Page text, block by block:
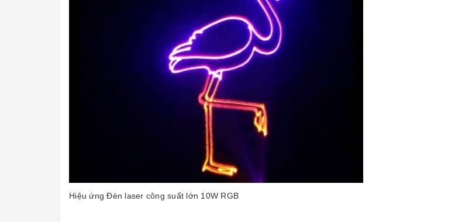
Hiệu ứng Đèn laser công suất lớn 10W RGB